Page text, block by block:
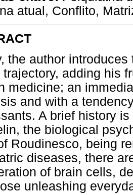
atual, Conflito,
the author
trajectory, adding his
medicine; an
and with a
A brief history
the biological
Roudinesco, being
diseases, there
of brain cells,
unleashing